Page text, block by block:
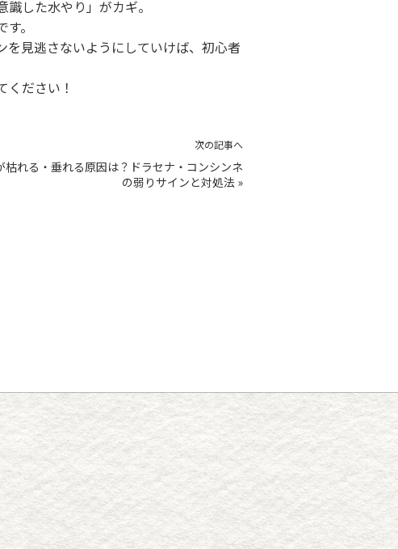
した水やり」がカギ。
。
を見逃さないようにしていけば、初心者
ださい！
次の記事へ
枯れる・垂れる原因は？ドラセナ・コンシンネ
の弱りサインと対処法 »